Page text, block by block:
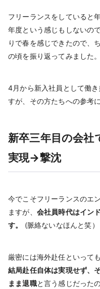
フリーランスをしていると
年度という感じもしないの
りで春を感じできたので、
の頃を振り返ってみました。
4月から新入社員として働
すが、その方たちへの参考
新卒三年目の会社
実現→撃沈
今でこそフリーランスのエ
ますが、 会社員時代はイン
す。
(脈絡ないなほんと笑）
厳密には海外赴任といって
結局赴任自体は実現せず、
まま退職と言う感じだった